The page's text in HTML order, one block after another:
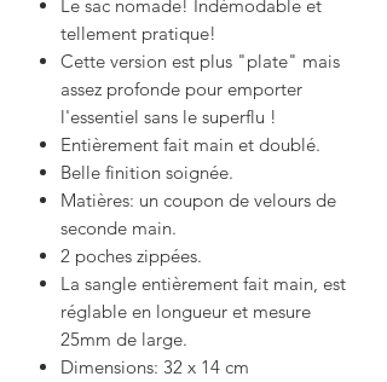
Le sac nomade! Indémodable et
tellement pratique!
Cette version est plus "plate" mais
assez profonde pour emporter
l'essentiel sans le superflu !
Entièrement fait main et doublé.
Belle finition soignée.
Matières: un coupon de velours de
seconde main.
2 poches zippées.
La sangle entièrement fait main, est
réglable en longueur et mesure
25mm de large.
Dimensions: 32 x 14 cm